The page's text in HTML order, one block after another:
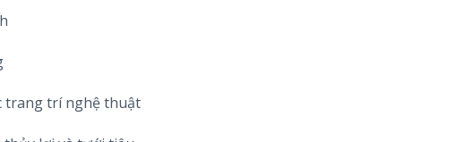
trang trí nghệ thuật